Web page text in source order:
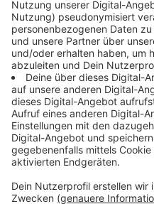
Ende der Sommerferien
Schulbeginn würden
haben, dass bisher
Jugendliche jetzt so
wollen. Im Impfzentrum
meist die jungen
weniger die Eltern, die
wollten, sagt der KV-
hätten sich schon
Veröffentlicht:Montag,